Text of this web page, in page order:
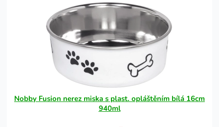
Nobby Fusion nerez miska s plast. opláštěním bílá 16cm
940ml